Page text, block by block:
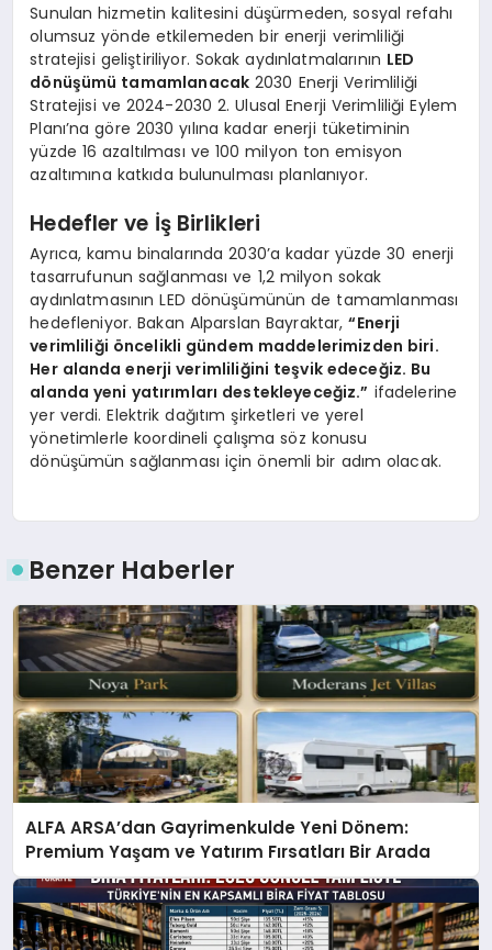
Sunulan hizmetin kalitesini düşürmeden, sosyal refahı
olumsuz yönde etkilemeden bir enerji verimliliği
stratejisi geliştiriliyor. Sokak aydınlatmalarının LED
dönüşümü tamamlanacak 2030 Enerji Verimliliği
Stratejisi ve 2024-2030 2. Ulusal Enerji Verimliliği Eylem
Planı’na göre 2030 yılına kadar enerji tüketiminin
yüzde 16 azaltılması ve 100 milyon ton emisyon
azaltımına katkıda bulunulması planlanıyor.
Hedefler ve İş Birlikleri
Ayrıca, kamu binalarında 2030’a kadar yüzde 30 enerji
tasarrufunun sağlanması ve 1,2 milyon sokak
aydınlatmasının LED dönüşümünün de tamamlanması
hedefleniyor. Bakan Alparslan Bayraktar,“Enerji
verimliliği öncelikli gündem maddelerimizden biri.
Her alanda enerji verimliliğini teşvik edeceğiz. Bu
alanda yeni yatırımları destekleyeceğiz.” ifadelerine
yer verdi. Elektrik dağıtım şirketleri ve yerel
yönetimlerle koordineli çalışma söz konusu
dönüşümün sağlanması için önemli bir adım olacak.
Benzer Haberler
ALFA ARSA’dan Gayrimenkulde Yeni Dönem:
Premium Yaşam ve Yatırım Fırsatları Bir Arada